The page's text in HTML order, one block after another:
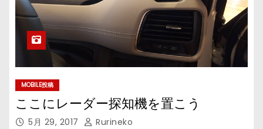
MOBILE投稿
ここにレーダー探知機を置こう
5月 29, 2017 Rurineko